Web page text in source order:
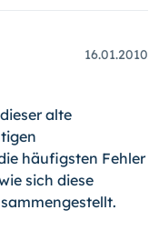
16.01.2010
alte
häufigsten Fehler
sich diese